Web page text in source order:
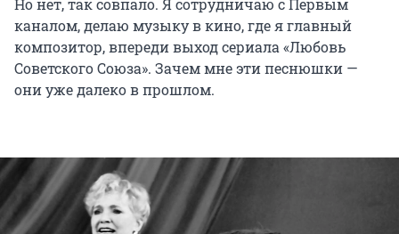
каналом, делаю музыку в кино, где я главный
композитор, впереди выход сериала «Любовь
Советского Союза». Зачем мне эти песнюшки —
они уже далеко в прошлом.